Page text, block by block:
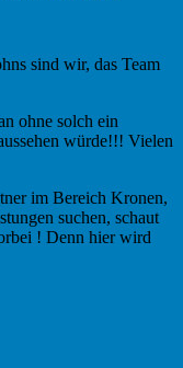
sind wir, das Team
ohne solch ein
würde!!! Vielen
im Bereich Kronen,
suchen, schaut
! Denn hier wird